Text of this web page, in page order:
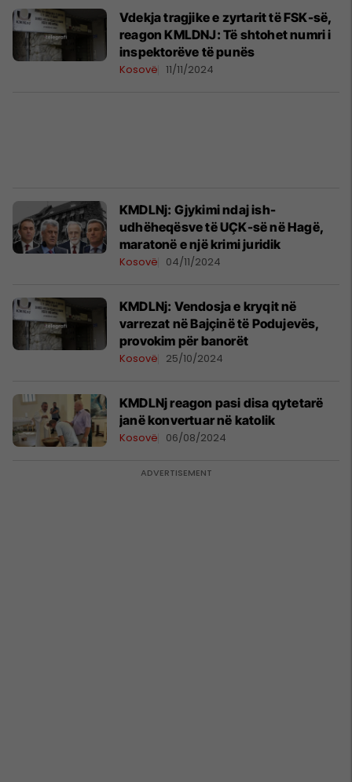
Vdekja tragjike e zyrtarit të FSK-së,
reagon KMLDNJ: Të shtohet numri i
inspektorëve të punës
Kosovë 11/11/2024
KMDLNj: Gjykimi ndaj ish-
udhëheqësve të UÇK-së në Hagë,
maratonë e një krimi juridik
Kosovë 04/11/2024
KMDLNj: Vendosja e kryqit në
varrezat në Bajçinë të Podujevës,
provokim për banorët
Kosovë 25/10/2024
KMDLNj reagon pasi disa qytetarë
janë konvertuar në katolik
Kosovë 06/08/2024